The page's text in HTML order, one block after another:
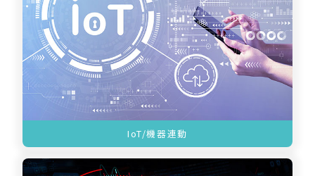
IoT/機器連動